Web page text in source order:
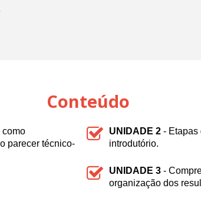
Conteúdo
como
parecer técnico-
UNIDADE 2 - Etapas
introdutório.
UNIDADE 3 -
organização dos